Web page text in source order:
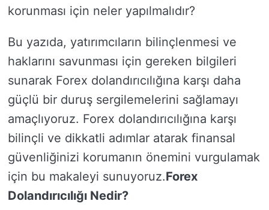
korunması için neler yapılmalıdır?
Bu yazıda, yatırımcıların bilinçlenmesi ve
haklarını savunması için gereken bilgileri
sunarak Forex dolandırıcılığına karşı daha
güçlü bir duruş sergilemelerini sağlamayı
amaçlıyoruz. Forex dolandırıcılığına karşı
bilinçli ve dikkatli adımlar atarak finansal
güvenliğinizi korumanın önemini vurgulamak
için bu makaleyi sunuyoruz.Forex
Dolandırıcılığı Nedir?